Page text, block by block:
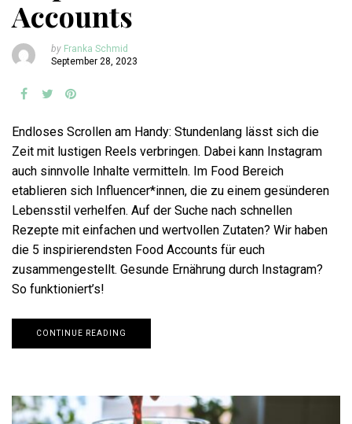
Accounts
by Franka Schmid
September 28, 2023
Endloses Scrollen am Handy: Stundenlang lässt sich die
Zeit mit lustigen Reels verbringen. Dabei kann Instagram
auch sinnvolle Inhalte vermitteln. Im Food Bereich
etablieren sich Influencer*innen, die zu einem gesünderen
Lebensstil verhelfen. Auf der Suche nach schnellen
Rezepte mit einfachen und wertvollen Zutaten? Wir haben
die 5 inspirierendsten Food Accounts für euch
zusammengestellt. Gesunde Ernährung durch Instagram?
So funktioniert’s!
CONTINUE READING